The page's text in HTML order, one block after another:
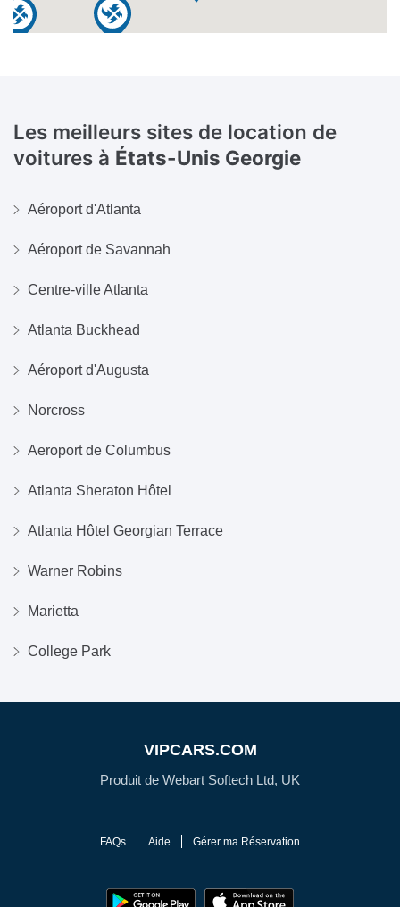
Les meilleurs sites de location de
voitures à États-Unis Georgie
Aéroport d'Atlanta
Aéroport de Savannah
Centre-ville Atlanta
Atlanta Buckhead
Aéroport d'Augusta
Norcross
Aeroport de Columbus
Atlanta Sheraton Hôtel
Atlanta Hôtel Georgian Terrace
Warner Robins
Marietta
College Park
VIPCARS.COM
Produit de Webart Softech Ltd, UK
FAQs Aide Gérer ma Réservation